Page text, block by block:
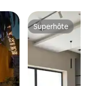
Superhôte
Superhôte